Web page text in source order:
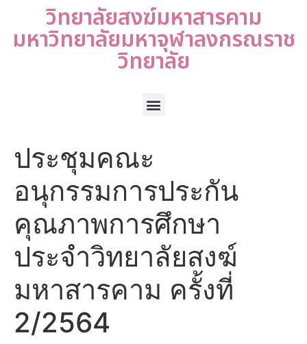
วิทยาลัยสงฆ์มหาสารคาม
มหาวิทยาลัยมหาจุฬาลงกรณราช
วิทยาลัย
ประชุมคณะ
อนุกรรมการประกัน
คุณภาพการศึกษา
ประจำวิทยาลัยสงฆ์
มหาสารคาม ครั้งที่
2/2564